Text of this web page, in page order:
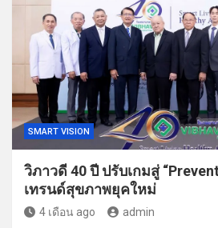
SMART VISION
วิภาวดี 40 ปี ปรับเกมสู่
เทรนด์สุขภาพยุคใหม่
4 เดือน ago admin